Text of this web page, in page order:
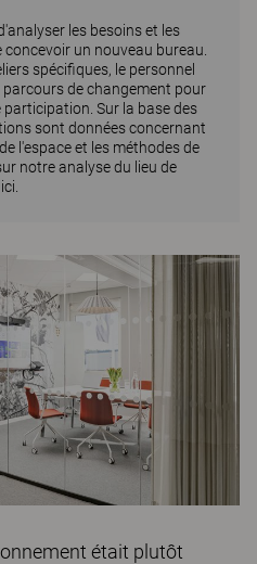
les besoins et les
un nouveau bureau.
spécifiques, le personnel
de changement pour
Sur la base des
sont données concernant
l'espace et les méthodes de
notre analyse du lieu de
était plutôt